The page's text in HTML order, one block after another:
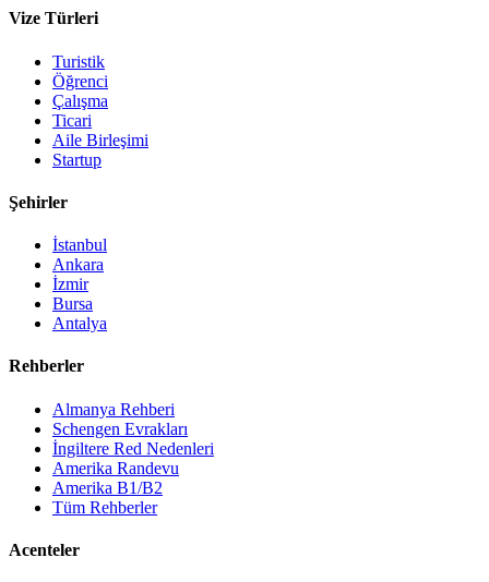
Vize Türleri
Turistik
Öğrenci
Çalışma
Ticari
Aile Birleşimi
Startup
Şehirler
İstanbul
Ankara
İzmir
Bursa
Antalya
Rehberler
Almanya Rehberi
Schengen Evrakları
İngiltere Red Nedenleri
Amerika Randevu
Amerika B1/B2
Tüm Rehberler
Acenteler